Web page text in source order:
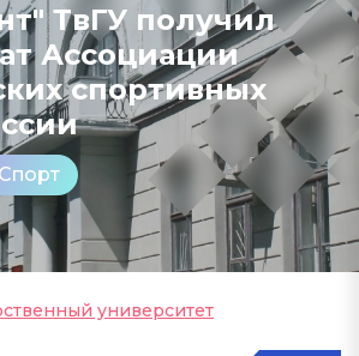
ТвГУ получил
Ассоциации
спортивных
Спорт
университет